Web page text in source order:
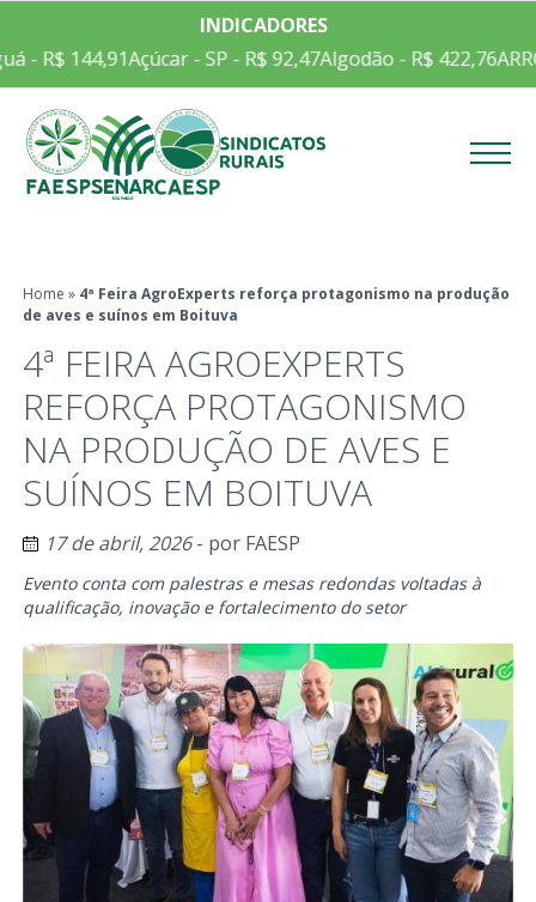
INDICADORES
- R$ 144,91Açúcar - SP - R$ 92,47Algodão - R$ 422,76
Home » 4ª Feira AgroExperts reforça protagonismo na produção
de aves e suínos em Boituva
4ª FEIRA AGROEXPERTS
REFORÇA PROTAGONISMO
NA PRODUÇÃO DE AVES E
SUÍNOS EM BOITUVA
17 de abril, 2026- por FAESP
Evento conta com palestras e mesas redondas voltadas à
qualificação, inovação e fortalecimento do setor